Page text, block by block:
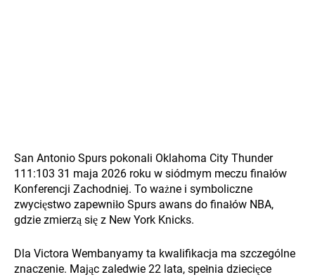
San Antonio Spurs pokonali Oklahoma City Thunder
111:103 31 maja 2026 roku w siódmym meczu finałów
Konferencji Zachodniej. To ważne i symboliczne
zwycięstwo zapewniło Spurs awans do finałów NBA,
gdzie zmierzą się z New York Knicks.
Dla Victora Wembanyamy ta kwalifikacja ma szczególne
znaczenie. Mając zaledwie 22 lata, spełnia dziecięce